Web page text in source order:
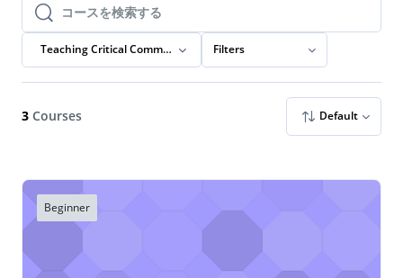
コースを検索する
コースを検索する
Teaching Critical Communication Skills Online Workshop
Filters
3 Courses Default
Beginner